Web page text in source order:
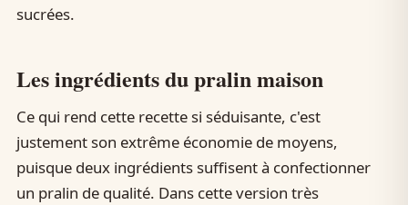
sucrées.
Les ingrédients du pralin maison
Ce qui rend cette recette si séduisante, c'est
justement son extrême économie de moyens,
puisque deux ingrédients suffisent à confectionner
un pralin de qualité. Dans cette version très